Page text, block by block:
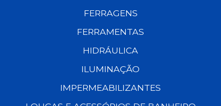
FERRAGENS
FERRAMENTAS
HIDRÁULICA
ILUMINAÇÃO
IMPERMEABILIZANTES